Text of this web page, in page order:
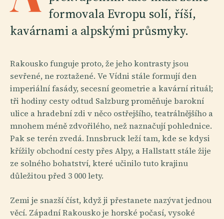
formovala Evropu solí, říší,
kavárnami a alpskými průsmyky.
Rakousko funguje proto, že jeho kontrasty jsou
sevřené, ne roztažené. Ve Vídni stále formují den
imperiální fasády, secesní geometrie a kavární rituál;
tři hodiny cesty odtud Salzburg proměňuje barokní
ulice a hradební zdi v něco ostřejšího, teatrálnějšího a
mnohem méně zdvořilého, než naznačují pohlednice.
Pak se terén zvedá. Innsbruck leží tam, kde se kdysi
křížily obchodní cesty přes Alpy, a Hallstatt stále žije
ze solného bohatství, které učinilo tuto krajinu
důležitou před 3 000 lety.
Zemi je snazší číst, když ji přestanete nazývat jednou
věcí. Západní Rakousko je horské počasí, vysoké